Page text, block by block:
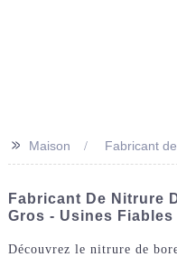
>> Maison Fabricant
Fabricant De Nitrure
Gros - Usines Fiables
Découvrez le nitrure de